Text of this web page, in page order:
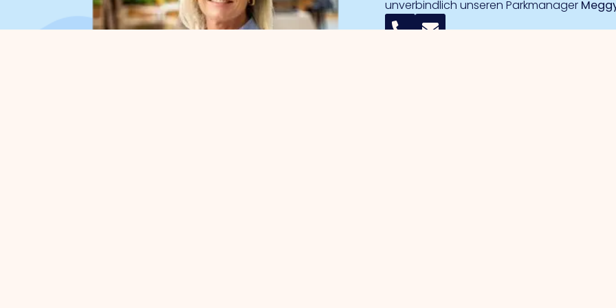
unverbindlich unseren Parkmanager